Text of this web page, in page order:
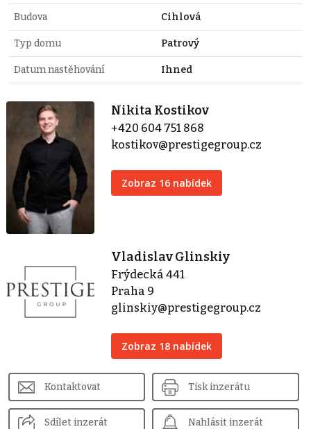
Budova Cihlová
Typ domu Patrový
Datum nastěhování Ihned
Nikita Kostikov
+420 604 751 868
kostikov@prestigegroup.cz
Zobraz 16 nabídek
Vladislav Glinskiy
Frýdecká 441
Praha 9
glinskiy@prestigegroup.cz
Zobraz 18 nabídek
Kontaktovat Tisk inzerátu
Sdílet inzerát Nahlásit inzerát